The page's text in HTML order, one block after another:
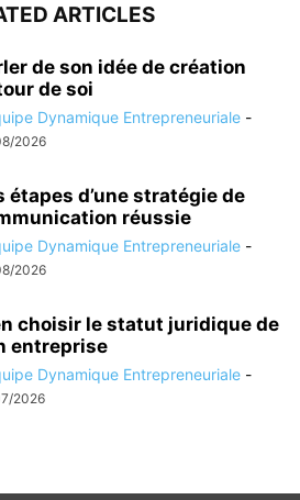
ARTICLES
de son idée de création
de soi
Dynamique Entrepreneuriale -
2026
étapes d’une stratégie de
réussie
Dynamique Entrepreneuriale -
2026
choisir le statut juridique de
entreprise
Dynamique Entrepreneuriale -
2026